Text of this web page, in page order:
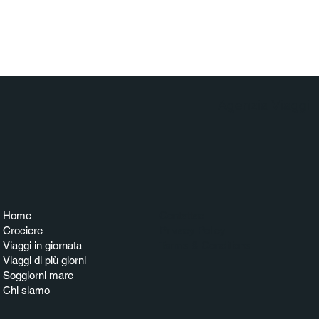
Home
Crociere
Viaggi in giornata
Viaggi di più giorni
Soggiorni mare
Chi siamo